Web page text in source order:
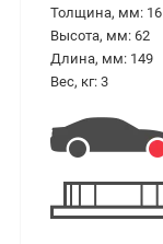
Толщина, мм: 16
Высота, мм: 62
Длина, мм: 149
Вес, кг: 3